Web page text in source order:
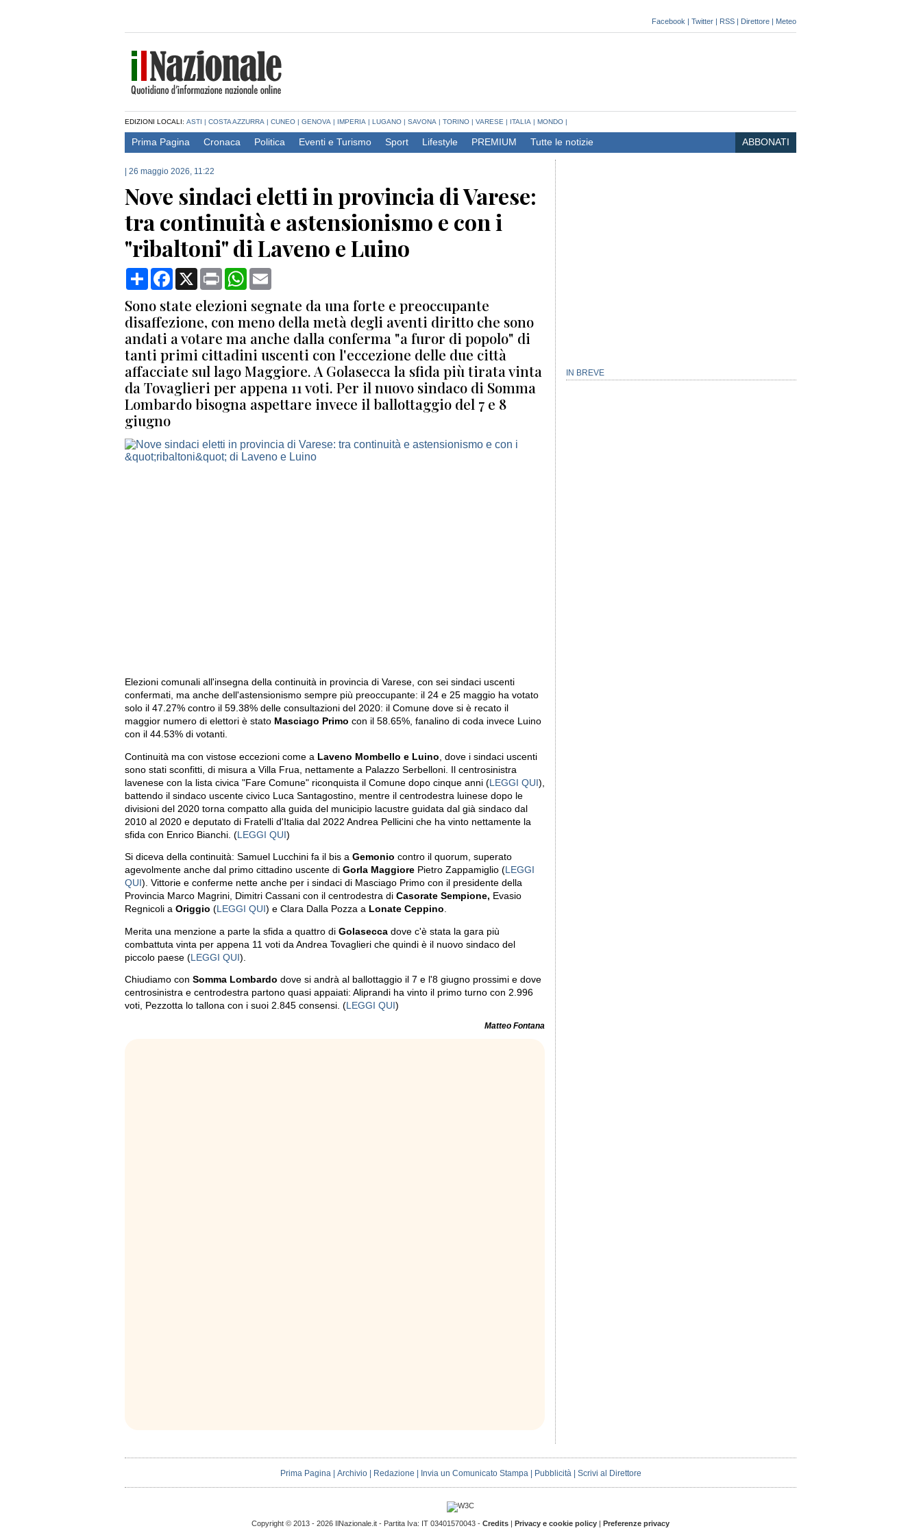
Facebook | Twitter | RSS | Direttore | Meteo
EDIZIONI LOCALI: ASTI | COSTA AZZURRA | CUNEO | GENOVA | IMPERIA | LUGANO | SAVONA | TORINO | VARESE | ITALIA | MONDO |
Prima Pagina Cronaca Politica Eventi e Turismo Sport Lifestyle PREMIUM Tutte le notizie ABBONATI
26 maggio 2026, 11:22
Nove sindaci eletti in provincia di Varese:
tra continuità e astensionismo e con i
"ribaltoni" di Laveno e Luino
CondividiFacebook
X Print WhatsApp
Sono state elezioni segnate da una forte e preoccupante
disaffezione, con meno della metà degli aventi diritto che sono
andati a votare ma anche dalla conferma "a furor di popolo" di
tanti primi cittadini uscenti con l'eccezione delle due città
affacciate sul lago Maggiore. A Golasecca la sfida più tirata vinta
da Tovaglieri per appena 11 voti. Per il nuovo sindaco di Somma
Lombardo bisogna aspettare invece il ballottaggio del 7 e 8
giugno
Elezioni comunali all'insegna della continuità in provincia di Varese, con sei sindaci uscenti
confermati, ma anche dell'astensionismo sempre più preoccupante: il 24 e 25 maggio ha votato
solo il 47.27% contro il 59.38% delle consultazioni del 2020: il Comune dove si è recato il
maggior numero di elettori è stato Masciago Primo con il 58.65%, fanalino di coda invece Luino
con il 44.53% di votanti.
Continuità ma con vistose eccezioni come a Laveno Mombello e Luino , dove i sindaci uscenti
sono stati sconfitti, di misura a Villa Frua, nettamente a Palazzo Serbelloni. Il centrosinistra
lavenese con la lista civica "Fare Comune" riconquista il Comune dopo cinque anni (LEGGI QUI),
battendo il sindaco uscente civico Luca Santagostino, mentre il centrodestra luinese dopo le
divisioni del 2020 torna compatto alla guida del municipio lacustre guidata dal già sindaco dal
2010 al 2020 e deputato di Fratelli d'Italia dal 2022 Andrea Pellicini che ha vinto nettamente la
sfida con Enrico Bianchi. (LEGGI QUI)
Si diceva della continuità: Samuel Lucchini fa il bis a Gemonio contro il quorum, superato
agevolmente anche dal primo cittadino uscente di Gorla Maggiore Pietro Zappamiglio (LEGGI
QUI ). Vittorie e conferme nette anche per i sindaci di Masciago Primo con il presidente della
Provincia Marco Magrini, Dimitri Cassani con il centrodestra di Casorate Sempione, Evasio
Regnicoli a Origgio (LEGGI QUI ) e Clara Dalla Pozza a Lonate Ceppino.
Merita una menzione a parte la sfida a quattro di Golasecca dove c'è stata la gara più
combattuta vinta per appena 11 voti da Andrea Tovaglieri che quindi è il nuovo sindaco del
piccolo paese ( LEGGI QUI ).
Chiudiamo con Somma Lombardo dove si andrà al ballottaggio il 7 e l'8 giugno prossimi e dove
centrosinistra e centrodestra partono quasi appaiati: Aliprandi ha vinto il primo turno con 2.996
voti, Pezzotta lo tallona con i suoi 2.845 consensi. (LEGGI QUI )
Matteo Fontana
IN BREVE
Prima Pagina| Archivio| Redazione Invia un Comunicato Stampa| Pubblicità| Scrivi al Direttore
Copyright © 2013 - 2026 IlNazionale.it - Partita Iva: IT 03401570043 - Credits | Privacy e cookie policy | Preferenze privacy